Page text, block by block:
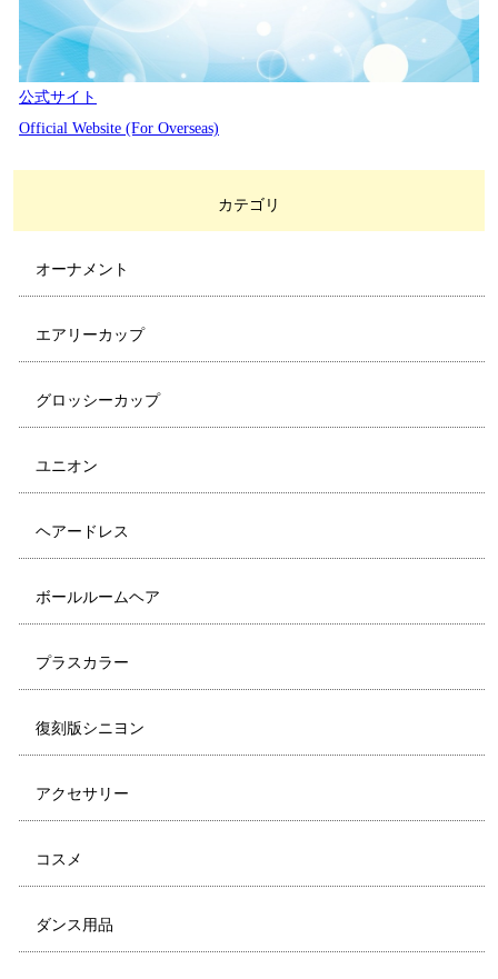
公式サイト
Official Website (For Overseas)
カテゴリ
オーナメント
エアリーカップ
グロッシーカップ
ユニオン
ヘアードレス
ボールルームヘア
プラスカラー
復刻版シニヨン
アクセサリー
コスメ
ダンス用品